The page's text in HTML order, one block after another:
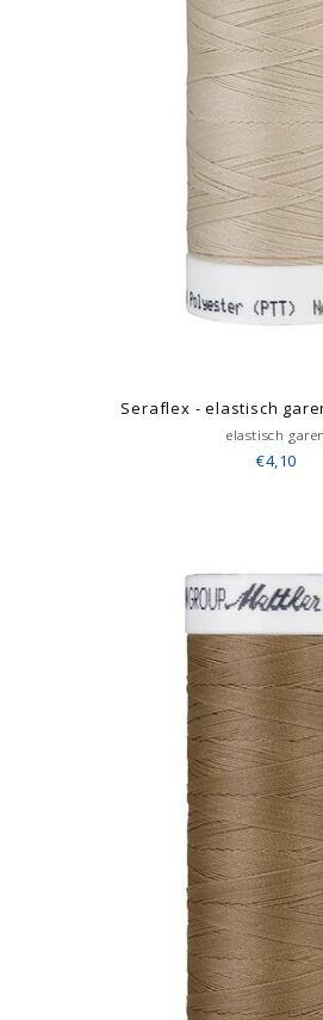
Seraflex - elastisch
elastisch garen
€4,10